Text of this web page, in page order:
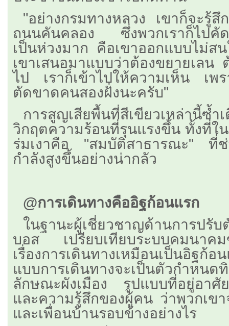
"อย่างกรมทางหลวง เขาก็จะรู้สึ
ถนนคันคลอง ซึ่งพวกเราก็ไปคัด
เป็นห่วงมาก คือเขาออกแบบไม่ส
เขาเสนอมาแบบว่าต้องขยายเลน
ไป เราก็เข้าไปให้ความเห็น เพ
ตัดขาดคนสองฝั่งนะครับ"
การสูญเสียพื้นที่สีเขียวเหล่านี้ซ้ำ
วิกฤตความร้อนที่รุนแรงขึ้น ทั้งที่ใ
ร่มเงาคือ "สมบัติสาธารณะ" ที่ช่
กำลังสูงขึ้นอย่างน่ากลัว
@การเดินทางคืออิฐก้อนแรก
ในฐานะผู้เชี่ยวชาญด้านการปรั
บอส เปรียบเทียบระบบคมนาคม
เรื่องการเดินทางเหมือนเป็นอิฐก้
แบบการเดินทางจะเป็นตัวกำหน
ลักษณะผังเมือง รูปแบบที่อยู่อา
และความรู้สึกของผู้คน ว่าพวกเข
และเพื่อนบ้านรอบข้างอย่างไร